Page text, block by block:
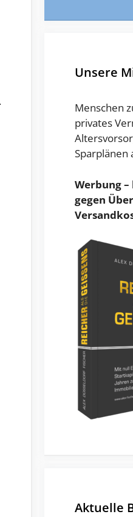
Unsere
Menschen
privates
Sparplänen
Werbung –
gegen
Aktuelle